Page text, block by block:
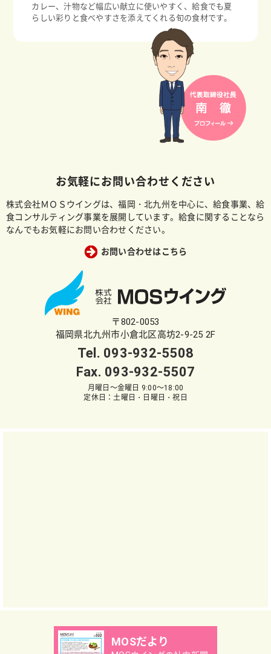
カレー、汁物など幅広い献立に使いやすく、給食でも夏
らしい彩りと食べやすさを添えてくれる旬の食材です。
お気軽にお問い合わせください
株式会社ＭＯＳウイングは、福岡・北九州を中心に、給食事業、給
食コンサルティング事業を展開しています。給食に関することなら
なんでもお気軽にお問い合わせください。
お問い合わせはこちら
〒802-0053
福岡県北九州市小倉北区高坊2-9-25 2F
Tel. 093-932-5508
Fax. 093-932-5507
月曜日～金曜日 9:00～18:00
定休日：土曜日・日曜日・祝日
MOSだより